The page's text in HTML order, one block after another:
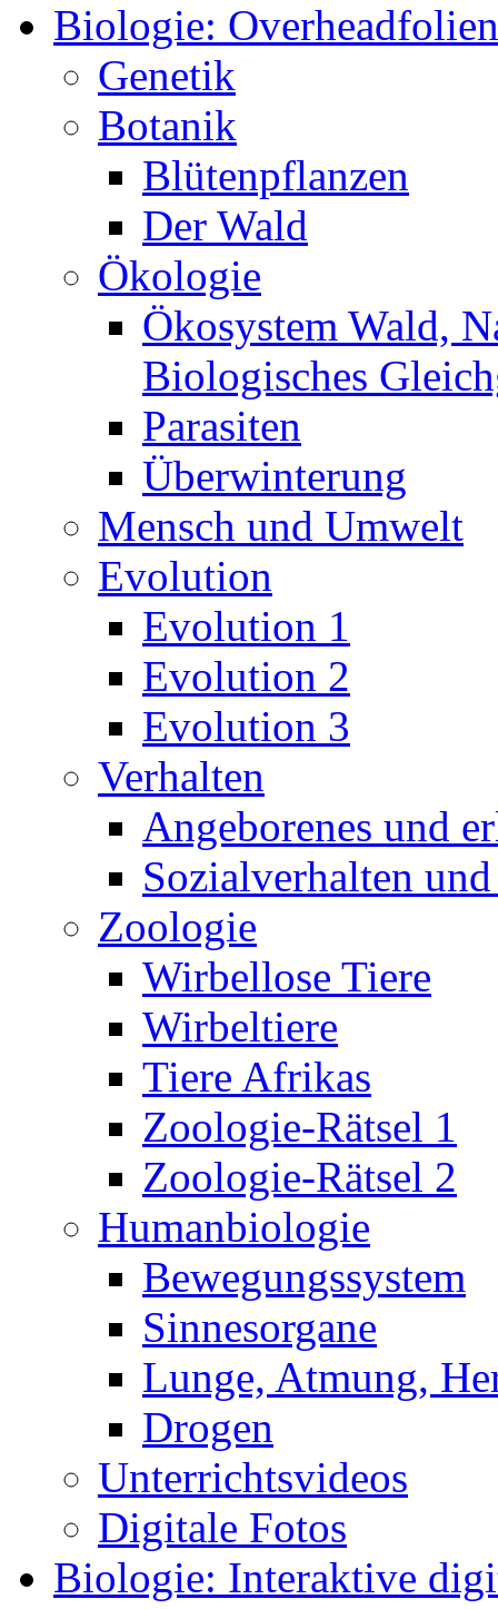
Biologie: Overheadfolien
Genetik
Botanik
Blütenpflanzen
Der Wald
Ökologie
Ökosystem Wald,
Biologisches
Parasiten
Überwinterung
Mensch und Umwelt
Evolution
Evolution 1
Evolution 2
Evolution 3
Verhalten
Angeborenes und
Sozialverhalten
Zoologie
Wirbellose Tiere
Wirbeltiere
Tiere Afrikas
Zoologie-Rätsel 1
Zoologie-Rätsel 2
Humanbiologie
Bewegungssystem
Sinnesorgane
Lunge, Atmung,
Drogen
Unterrichtsvideos
Digitale Fotos
Biologie: Interaktive